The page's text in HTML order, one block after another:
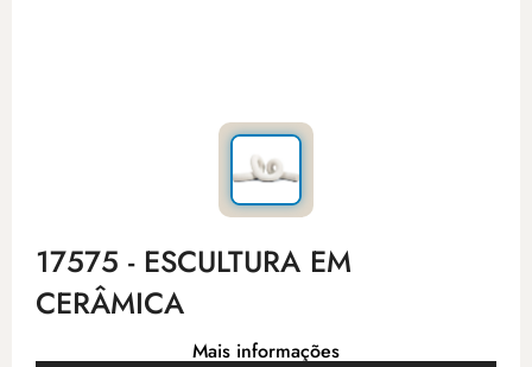
17575 - ESCULTURA EM
CERÂMICA
Mais informações